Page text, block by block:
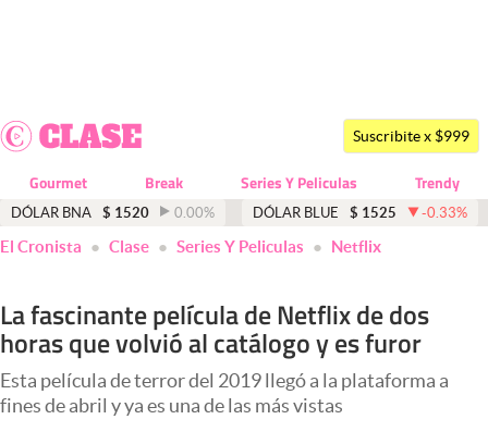
Dólar
Economía y Política
Finanzas y Mercados
Columnistas
Otras secciones
Suscribite x $999
Gourmet Break Series Y Peliculas Trendy
DÓLAR BNA $ 1520 0.00% DÓLAR BLUE $ 1525 -0.33%
El Cronista Clase Series Y Peliculas Netflix
La fascinante película de Netflix de dos
horas que volvió al catálogo y es furor
Esta película de terror del 2019 llegó a la plataforma a
fines de abril y ya es una de las más vistas